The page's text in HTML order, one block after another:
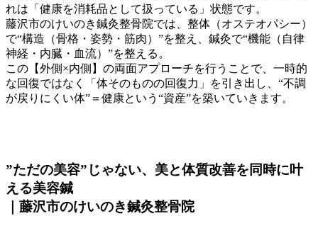
れは「健康を消耗品として扱っている」状態です。
藤沢市のけいのき鍼灸整骨院では、整体（オステオパシー）
で“構造（骨格・姿勢・筋肉）”を整え、鍼灸で“機能（自律
神経・内臓・血流）”を整える。
この【外側×内側】の両面アプローチを行うことで、一時的
な回復ではなく「体そのものの回復力」を引き出し、“不調
が戻りにくい体”＝健康という“資産”を築いていきます。
”ただの美容”じゃない、美と体質改善を同時に叶
える美容鍼
｜藤沢市のけいのき鍼灸整骨院